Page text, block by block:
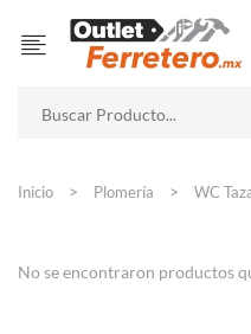
Inicio Plomería WC
No se encontraron productos